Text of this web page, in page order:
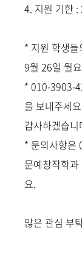
4. 지원 기한
* 지원 학생
9월 26일 월
* 010-3903-
을 보내주세
감사하겠습니
* 문의사항은
문예창작학
요.
많은 관심 부